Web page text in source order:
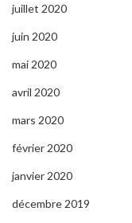
juillet 2020
juin 2020
mai 2020
avril 2020
mars 2020
février 2020
janvier 2020
décembre 2019